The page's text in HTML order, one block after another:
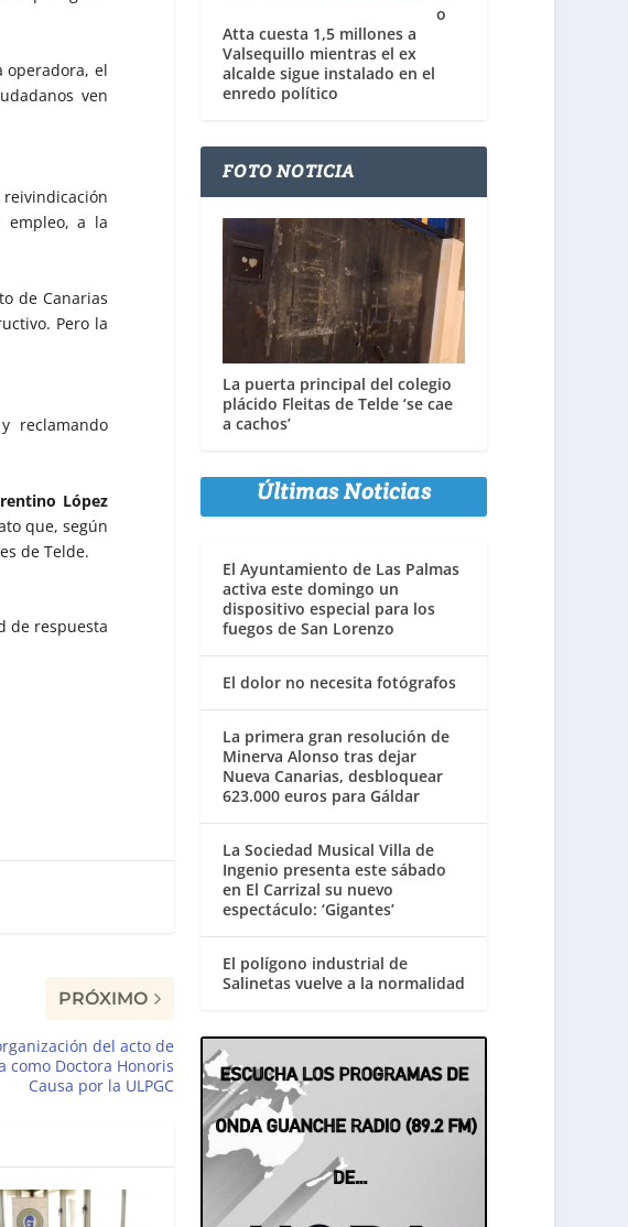
operadora, el
ven
empleo, a la
de Canarias
Pero la
reclamando
López
que, según
de Telde.
de respuesta
PRÓXIMO
del acto de
como Doctora Honoris
Causa por la ULPGC
o
Atta cuesta 1,5 millones a
Valsequillo mientras el ex
alcalde sigue instalado en el
enredo político
FOTO NOTICIA
La puerta principal del colegio
plácido Fleitas de Telde ‘se cae
a cachos’
Últimas Noticias
El Ayuntamiento de Las Palmas
activa este domingo un
dispositivo especial para los
fuegos de San Lorenzo
El dolor no necesita fotógrafos
La primera gran resolución de
Minerva Alonso tras dejar
Nueva Canarias, desbloquear
623.000 euros para Gáldar
La Sociedad Musical Villa de
Ingenio presenta este sábado
en El Carrizal su nuevo
espectáculo: ‘Gigantes’
El polígono industrial de
Salinetas vuelve a la normalidad